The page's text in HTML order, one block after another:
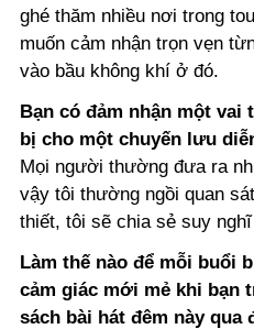
ghé thăm nhiều nơi trong
muốn cảm nhận trọn vẹn
vào bầu không khí ở đó.
Bạn có đảm nhận một vai
bị cho một chuyến lưu
Mọi người thường đưa ra
vậy tôi thường ngồi quan
thiết, tôi sẽ chia sẻ suy
Làm thế nào để mỗi buổi
cảm giác mới mẻ khi bạn
sách bài hát đêm này qua